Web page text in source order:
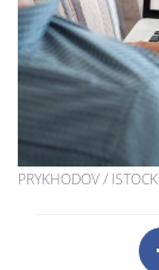
PRYKHODOV / ISTOCK.